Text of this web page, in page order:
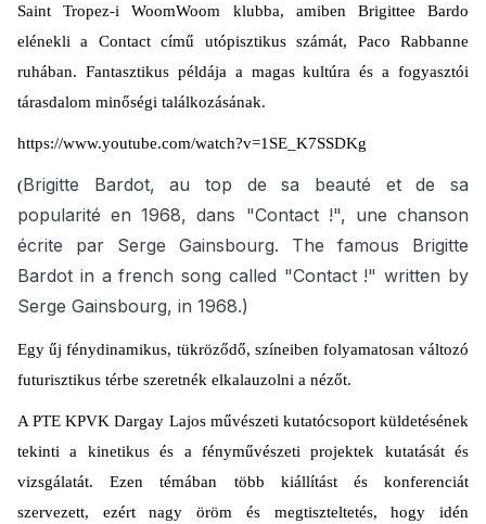
Saint Tropez-i WoomWoom klubba, amiben Brigittee Bardo
elénekli a Contact című utópisztikus számát, Paco Rabbanne
ruhában. Fantasztikus példája a magas kultúra és a fogyasztói
tárasdalom minőségi találkozásának.
https://www.youtube.com/watch?v=1SE_K7SSDKg
(Brigitte Bardot, au top de sa beauté et de sa
popularité en 1968, dans "Contact !", une chanson
écrite par Serge Gainsbourg. The famous Brigitte
Bardot in a french song called "Contact !" written by
Serge Gainsbourg, in 1968.)
Egy űj fénydinamikus, tükröződő, színeiben folyamatosan változó
futurisztikus térbe szeretnék elkalauzolni a nézőt.
A PTE KPVK Dargay Lajos művészeti kutatócsoport küldetésének
tekinti a kinetikus és a fényművészeti projektek kutatását és
vizsgálatát. Ezen témában több kiállítást és konferenciát
szervezett, ezért nagy öröm és megtiszteltetés, hogy idén